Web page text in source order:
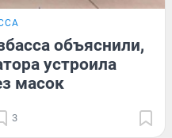
объяснили,
устроила
масок
3